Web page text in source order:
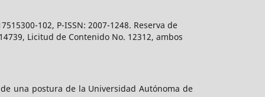
102, P-ISSN: 2007-1248. Reserva de
Licitud de Contenido No. 12312, ambos
una postura de la Universidad Autónoma de